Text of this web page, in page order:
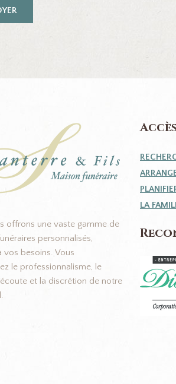
offrons une vaste gamme de
personnalisés,
vos besoins. Vous
le professionnalisme, le
et la discrétion de notre
LA